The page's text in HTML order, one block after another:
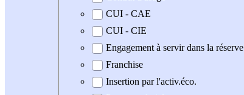
CUI - CAE
CUI - CIE
Engagement à servir dans la réserve
Franchise
Insertion par l'activ.éco.